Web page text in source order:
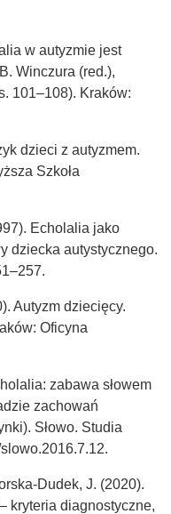
w autyzmie jest
Winczura (red.),
101–108). Kraków:
dzieci z autyzmem.
Szkoła
Echolalia jako
dziecka autystycznego.
Autyzm dziecięcy.
Oficyna
zabawa słowem
zachowań
Słowo. Studia
Dudek, J. (2020).
kryteria diagnostyczne,